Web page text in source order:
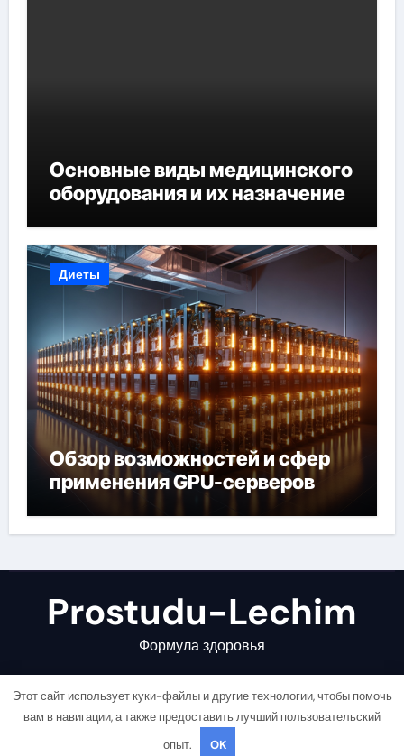
Основные виды медицинского
оборудования и их назначение
Диеты
Обзор возможностей и сфер
применения GPU-серверов
Prostudu-Lechim
Формула здоровья
Copyright © All rights reserved |
Этот сайт использует куки-файлы и другие технологии, чтобы помочь
вам в навигации, а также предоставить лучший пользовательский
опыт.
OK